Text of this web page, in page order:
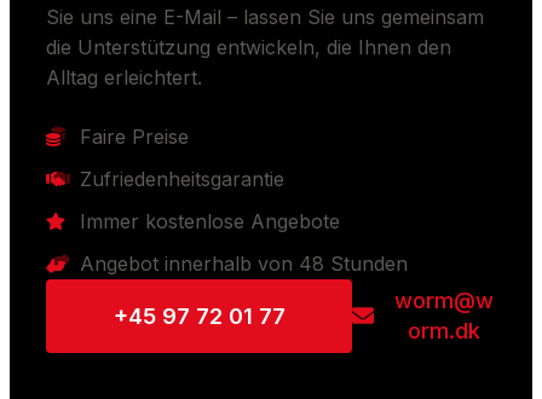
Sie uns eine E-Mail – lassen Sie uns gemeinsam
die Unterstützung entwickeln, die Ihnen den
Alltag erleichtert.
Faire Preise
Zufriedenheitsgarantie
Immer kostenlose Angebote
Angebot innerhalb von 48 Stunden
+45 97 72 01 77
worm@w
orm.dk